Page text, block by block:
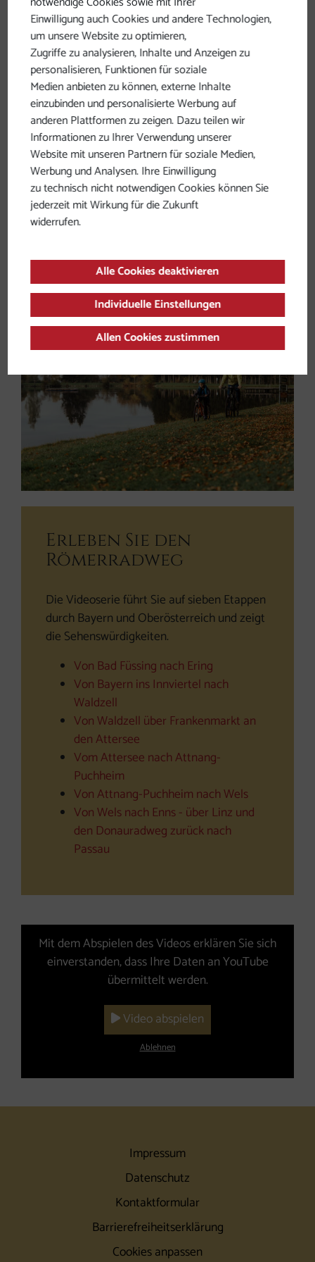
Alle Wege führen
nach Rom. Wir
nehmen den
Kürzesten.
Auf dem Fahrrad in die Römerzeit.
Ein erlebnisreicher Drahteselritt in die Vergangenheit
ist eine Reise auf dem Römerradweg.
Sie führt vorbei an einer Vielzahl von Fundstellen und
Erleben Sie den
Römerradweg
Die Videoserie führt Sie auf sieben Etappen
durch Bayern und Oberösterreich und zeigt
die Sehenswürdigkeiten.
Von Bad Füssing nach Ering
Von Bayern ins Innviertel nach
Waldzell
Von Waldzell über Frankenmarkt an
den Attersee
Vom Attersee nach Attnang-
Puchheim
Von Attnang-Puchheim nach Wels
Von Wels nach Enns - über Linz und
den Donauradweg zurück nach
Passau
Mit dem Abspielen des Videos erklären Sie sich
einverstanden, dass Ihre Daten an YouTube
übermittelt werden.
Video abspielen
Ablehnen
Impressum
Datenschutz
Kontaktformular
Barrierefreiheitserklärung
Cookies anpassen
Einwilligung auch Cookies und andere Technologien,
um unsere Website zu optimieren,
Zugriffe zu analysieren, Inhalte und Anzeigen zu
personalisieren, Funktionen für soziale
Medien anbieten zu können, externe Inhalte
einzubinden und personalisierte Werbung auf
anderen Plattformen zu zeigen. Dazu teilen wir
Informationen zu Ihrer Verwendung unserer
Website mit unseren Partnern für soziale Medien,
Werbung und Analysen. Ihre Einwilligung
zu technisch nicht notwendigen Cookies können Sie
jederzeit mit Wirkung für die Zukunft
widerrufen.
Alle Cookies deaktivieren
Individuelle Einstellungen
Allen Cookies zustimmen